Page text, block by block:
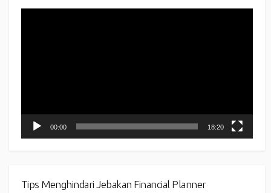
00:00 18:20
Tips Menghindari Jebakan Financial Planner